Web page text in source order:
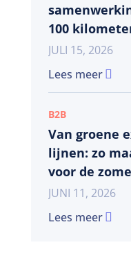
100
JULI 15, 2026
Lees meer
B2B
Van groene
lijnen: zo
voor de
JUNI 11, 2026
Lees meer